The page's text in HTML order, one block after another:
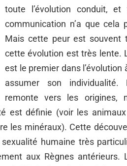
toute l’évolution conduit,
communication n’a que cela
Mais cette peur est souvent
cette évolution est très lente.
est le premier dans l’évolution
assumer son individualité.
remonte vers les origines,
est définie (voir les
les minéraux). Cette
humaine très
aux Règnes antérieurs.